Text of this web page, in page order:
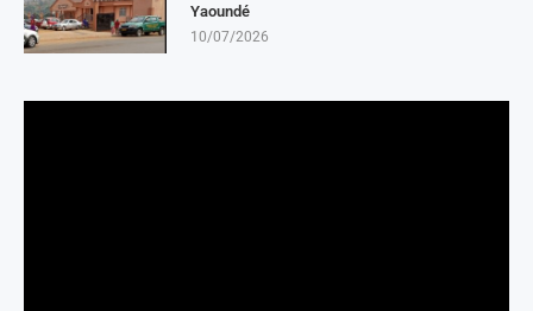
Yaoundé
10/07/2026